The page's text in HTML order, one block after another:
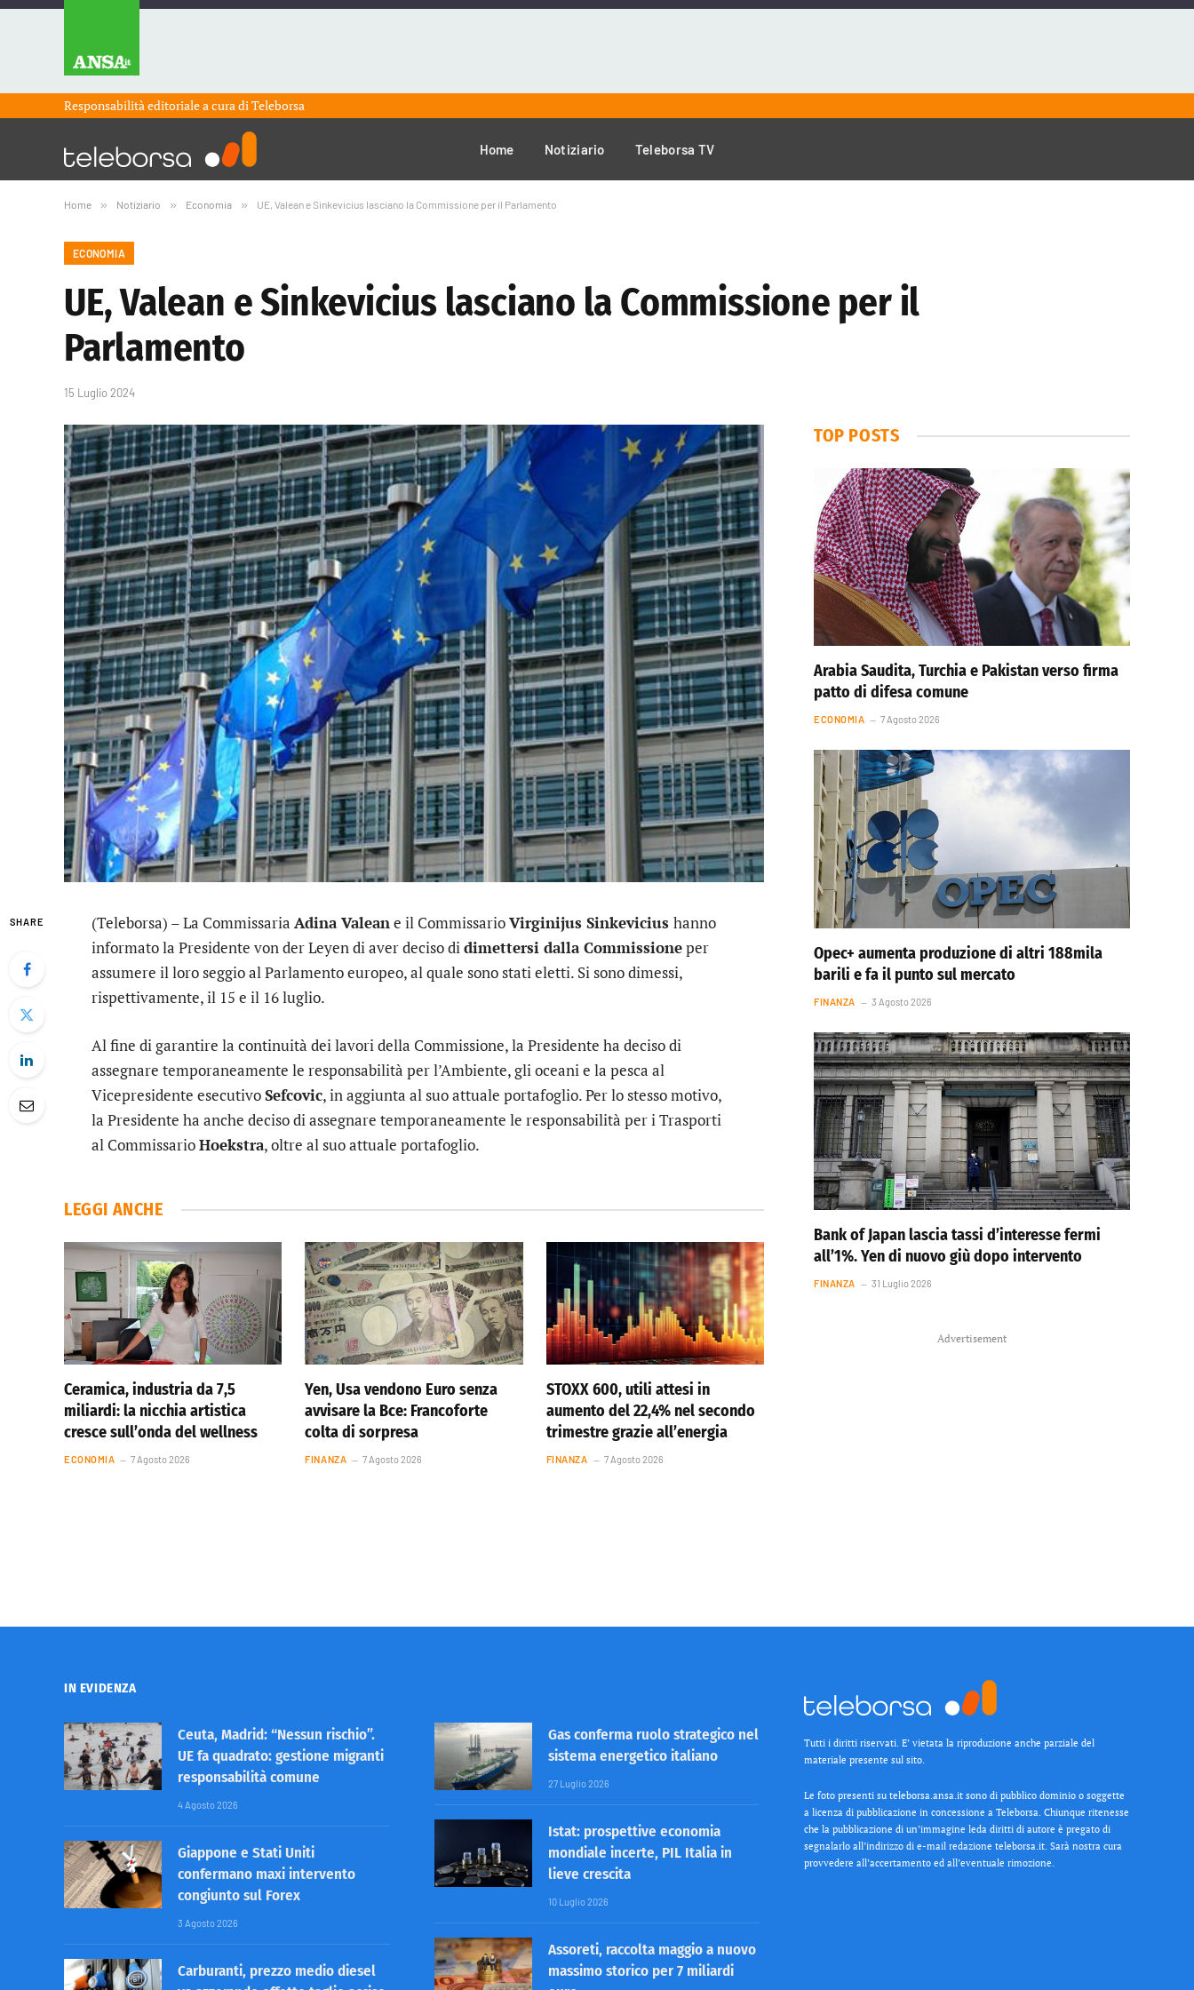
Responsabilità editoriale a cura diTeleborsa
Home Notiziario Teleborsa TV
Home » Notiziario » Economia » UE, Valean e Sinkevicius lasciano la Commissione per il Parlamento
ECONOMIA
UE, Valean e Sinkevicius lasciano la Commissione per il
Parlamento
15 Luglio 2024
SHARE (Teleborsa) – La Commissaria Adina Valeane il CommissarioVirginijus Sinkevicius hanno
informato la Presidente von der Leyen di aver deciso didimettersi dalla Commissioneper
assumere il loro seggio al Parlamento europeo, al quale sono stati eletti. Si sono dimessi,
rispettivamente, il 15 e il 16 luglio.
Al fine di garantire la continuità dei lavori della Commissione, la Presidente ha deciso di
assegnare temporaneamente le responsabilità per l’Ambiente, gli oceani e la pesca al
Vicepresidente esecutivoSefcovic, in aggiunta al suo attuale portafoglio. Per lo stesso motivo,
la Presidente ha anche deciso di assegnare temporaneamente le responsabilità per i Trasporti
al CommissarioHoekstra, oltre al suo attuale portafoglio.
LEGGI ANCHE
Ceramica, industria da 7,5
miliardi: la nicchia artistica
cresce sull’onda del wellness
ECONOMIA 7 Agosto 2026
Yen, Usa vendono Euro senza
avvisare la Bce: Francoforte
colta di sorpresa
FINANZA 7 Agosto 2026
STOXX 600, utili attesi in
aumento del 22,4% nel secondo
trimestre grazie all’energia
FINANZA 7 Agosto 2026
TOP POSTS
Arabia Saudita, Turchia e Pakistan verso firma
patto di difesa comune
ECONOMIA 7 Agosto 2026
Opec+ aumenta produzione di altri 188mila
barili e fa il punto sul mercato
FINANZA 3 Agosto 2026
Bank of Japan lascia tassi d’interesse fermi
all’1%. Yen di nuovo giù dopo intervento
FINANZA 31 Luglio 2026
Advertisement
IN EVIDENZA
Ceuta, Madrid: “Nessun rischio”.
UE fa quadrato: gestione migranti
responsabilità comune
4 Agosto 2026
Giappone e Stati Uniti
confermano maxi intervento
congiunto sul Forex
3 Agosto 2026
Carburanti, prezzo medio diesel
Gas conferma ruolo strategico nel
sistema energetico italiano
27 Luglio 2026
Istat: prospettive economia
mondiale incerte, PIL Italia in
lieve crescita
10 Luglio 2026
Assoreti, raccolta maggio a nuovo
massimo storico per 7 miliardi
Tutti i diritti riservati. E’ vietata la riproduzione anche parziale del
materiale presente sul sito.
Le foto presenti su teleborsa.ansa.it sono di pubblico dominio o soggette
a licenza di pubblicazione in concessione a Teleborsa. Chiunque ritenesse
che la pubblicazione di un’immagine leda diritti di autore è pregato di
segnalarlo all’indirizzo di e-mail redazione teleborsa.it. Sarà nostra cura
provvedere all’accertamento ed all’eventuale rimozione.